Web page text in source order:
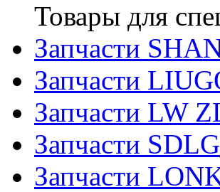
Товары для
Запчасти
Запчасти
Запчасти LW
Запчасти SDLG
Запчасти